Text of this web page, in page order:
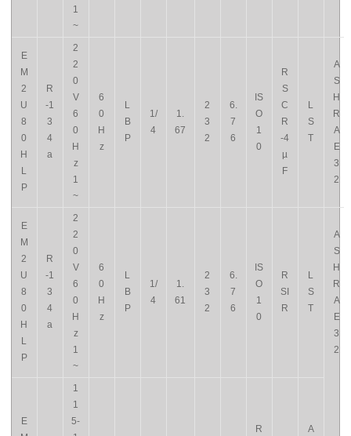
1
~
E
M
2
U
8
0
H
L
P
R
-1
3
4
a
2
2
0
V
6
0
H
z
1
~
6
0
H
z
L
B
P
1/
4
1.
67
2
3
2
6.
7
6
IS
O
1
0
R
S
C
R
-4
µ
F
L
S
T
A
S
H
R
A
E
3
2
E
M
2
U
8
0
H
L
P
R
-1
3
4
a
2
2
0
V
6
0
H
z
1
~
6
0
H
z
L
B
P
1/
4
1.
61
2
3
2
6.
7
6
IS
O
1
0
R
SI
R
L
S
T
A
S
H
R
A
E
3
2
E
1
1
5-
R
A